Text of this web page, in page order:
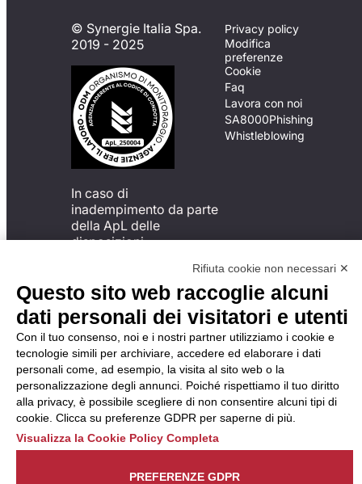
© Synergie Italia Spa.
2019 - 2025
In caso di
inadempimento da parte
della ApL delle
disposizioni
possibile presentare un
reclamo
all’Organismo di
Monitoraggio utilizzando
una delle modalità
descritte al seguente
indirizzo web
https://odm-
agenzielavoro.it/reclami/.
Privacy policy
Modifica
preferenze
Cookie
Faq
Lavora con noi
SA8000Phishing
Whistleblowing
Rifiuta cookie non necessari ✕
Questo sito web raccoglie alcuni
dati personali dei visitatori e utenti
Con il tuo consenso, noi e i nostri partner utilizziamo i cookie e
tecnologie simili per archiviare, accedere ed elaborare i dati
personali come, ad esempio, la visita al sito web o la
personalizzazione degli annunci. Poiché rispettiamo il tuo diritto
alla privacy, è possibile scegliere di non consentire alcuni tipi di
cookie. Clicca su preferenze GDPR per saperne di più.
Visualizza la Cookie Policy Completa
PREFERENZE GDPR